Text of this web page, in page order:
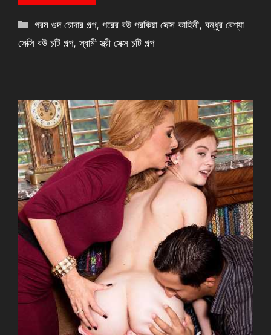
Categories
গরম গুদ চোদার গল্প,পরের বউ পরকিয়া সেক্স কাহিনী,বন্ধুর বেশ্যা
সেক্সি বউ চটি গল্প,স্বামী স্ত্রী সেক্স চটি গল্প